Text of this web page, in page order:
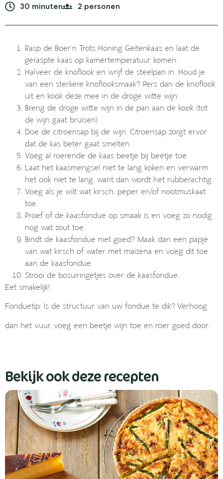
30 minuten 2 personen
Rasp de Boer’n Trots Honing Geitenkaas en laat de
geraspte kaas op kamertemperatuur komen.
Halveer de knoflook en wrijf de steelpan in. Houd je
van een sterkere knoflooksmaak? Pers dan de knoflook
uit en kook deze mee in de droge witte wijn.
Breng de droge witte wijn in de pan aan de kook (tot
de wijn gaat bruisen).
Doe de citroensap bij de wijn. Citroensap zorgt ervor
dat de kas beter gaat smelten.
Voeg al roerende de kaas beetje bij beetje toe.
Laat het kaasmengsel niet te lang koken en verwarm
het ook niet te lang, want dan wordt het rubberachtig.
Voeg als je wilt wat kirsch, peper en/of nootmuskaat
toe.
Proef of de kaasfondue op smaak is en voeg zo nodig
nog wat zout toe.
Bindt de kaasfondue niet goed? Maak dan een papje
van wat kirsch of water met maïzena en voeg dit toe
aan de kaasfondue.
Strooi de bosuiringetjes over de kaasfondue.
Eet smakelijk!
Fonduetip: Is de structuur van uw fondue te dik? Verhoog
dan het vuur, voeg een beetje wijn toe en roer goed door.
Bekijk ook deze recepten